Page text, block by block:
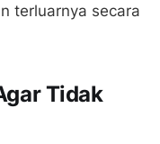
terluarnya secara
Tidak